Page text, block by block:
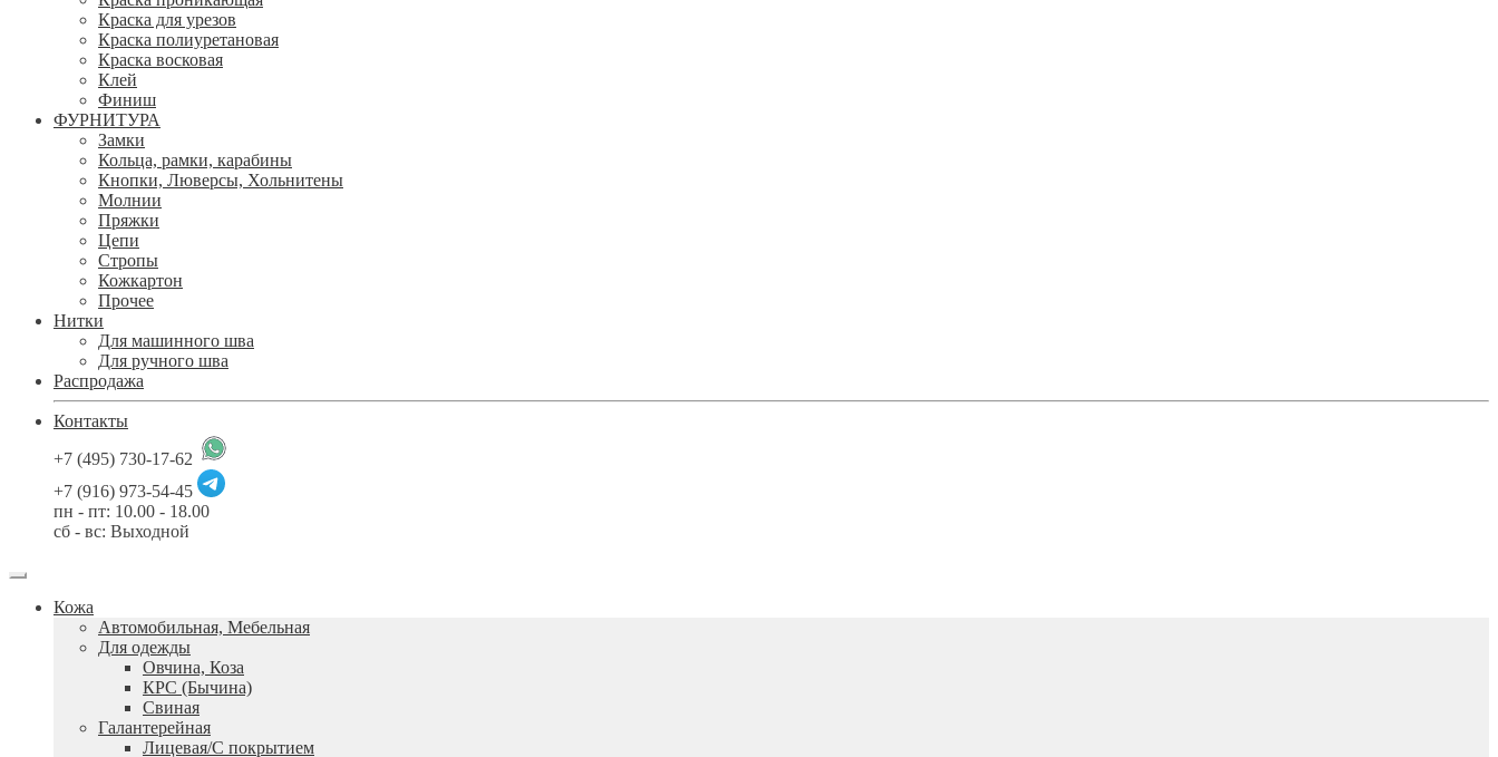
Краска для урезов
Краска полиуретановая
Краска восковая
Клей
Финиш
ФУРНИТУРА
Замки
Кольца, рамки, карабины
Кнопки, Люверсы, Хольнитены
Молнии
Пряжки
Цепи
Стропы
Кожкартон
Прочее
Нитки
Для машинного шва
Для ручного шва
Распродажа
Контакты
+7 (495) 730-17-62
+7 (916) 973-54-45
пн - пт: 10.00 - 18.00
сб - вс: Выходной
Кожа
Автомобильная, Мебельная
Для одежды
Овчина, Коза
КРС (Бычина)
Свиная
Галантерейная
Лицевая/С покрытием